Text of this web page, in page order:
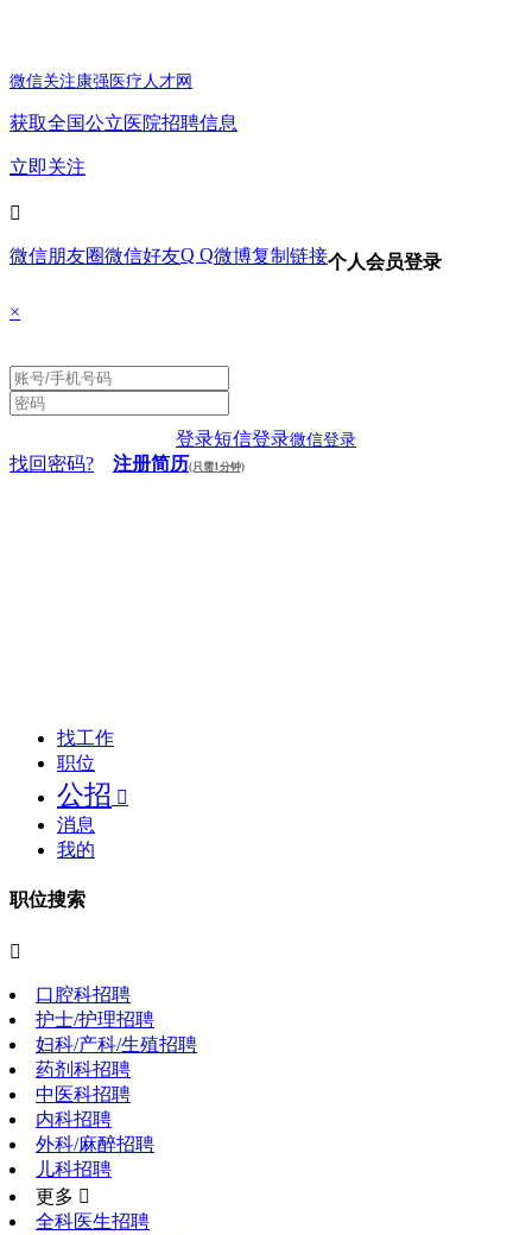
微信关注康强医疗人才网
获取全国公立医院招聘信息
立即关注

微信朋友圈微信好友Q Q微博复制链接个人会员登录
×
登录短信登录微信登录
找回密码? 注册简历(只需1分钟)
找工作
职位
公招 
消息
我的
职位搜索

口腔科招聘
护士/护理招聘
妇科/产科/生殖招聘
药剂科招聘
中医科招聘
内科招聘
外科/麻醉招聘
儿科招聘
更多 
全科医生招聘